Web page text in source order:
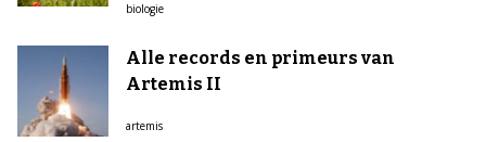
biologie
Alle records en primeurs van
Artemis II
artemis